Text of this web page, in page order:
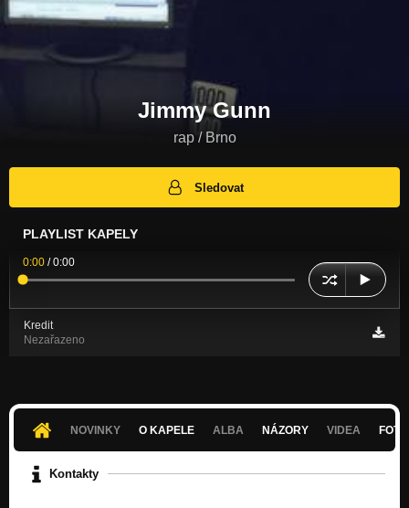
Jimmy Gunn
rap / Brno
Sledovat
PLAYLIST KAPELY
0:00 /0:00
Kredit
Nezařazeno
NOVINKY O KAPELE ALBA NÁZORY VIDEA
Kontakty